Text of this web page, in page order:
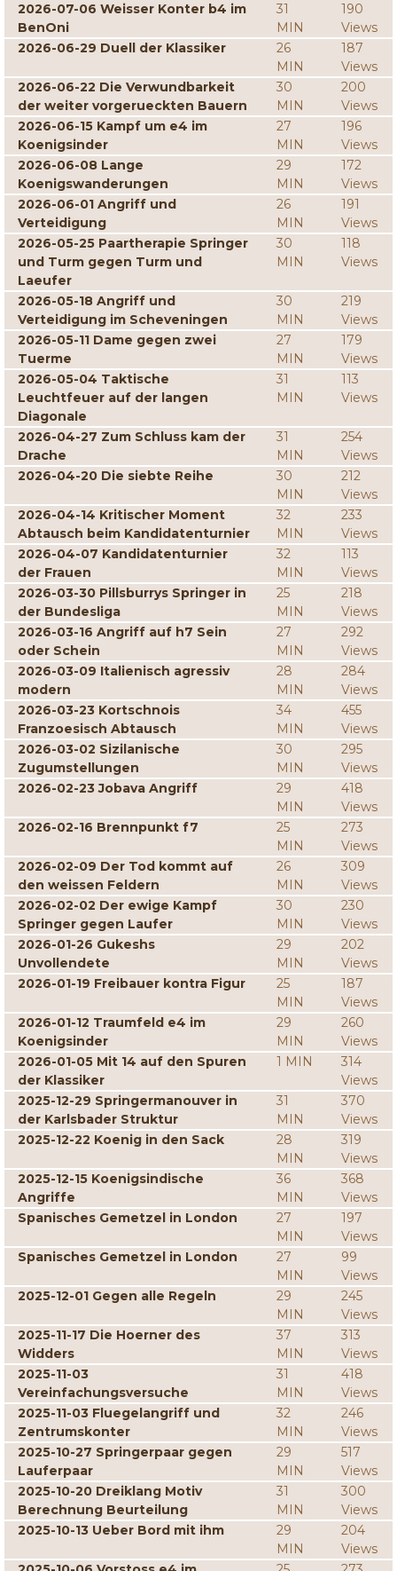
2026-07-06 Weisser Konter b4 im
BenOni
31
MIN
190
Views
2026-06-29 Duell der Klassiker
26
MIN
187
Views
2026-06-22 Die Verwundbarkeit
der weiter vorgerueckten Bauern
30
MIN
200
Views
2026-06-15 Kampf um e4 im
Koenigsinder
27
MIN
196
Views
2026-06-08 Lange
Koenigswanderungen
29
MIN
172
Views
2026-06-01 Angriff und
Verteidigung
26
MIN
191
Views
2026-05-25 Paartherapie Springer
und Turm gegen Turm und
Laeufer
30
MIN
118
Views
2026-05-18 Angriff und
Verteidigung im Scheveningen
30
MIN
219
Views
2026-05-11 Dame gegen zwei
Tuerme
27
MIN
179
Views
2026-05-04 Taktische
Leuchtfeuer auf der langen
Diagonale
31
MIN
113
Views
2026-04-27 Zum Schluss kam der
Drache
31
MIN
254
Views
2026-04-20 Die siebte Reihe
30
MIN
212
Views
2026-04-14 Kritischer Moment
Abtausch beim Kandidatenturnier
32
MIN
233
Views
2026-04-07 Kandidatenturnier
der Frauen
32
MIN
113
Views
2026-03-30 Pillsburrys Springer in
der Bundesliga
25
MIN
218
Views
2026-03-16 Angriff auf h7 Sein
oder Schein
27
MIN
292
Views
2026-03-09 Italienisch agressiv
modern
28
MIN
284
Views
2026-03-23 Kortschnois
Franzoesisch Abtausch
34
MIN
455
Views
2026-03-02 Sizilanische
Zugumstellungen
30
MIN
295
Views
2026-02-23 Jobava Angriff
29
MIN
418
Views
2026-02-16 Brennpunkt f7
25
MIN
273
Views
2026-02-09 Der Tod kommt auf
den weissen Feldern
26
MIN
309
Views
2026-02-02 Der ewige Kampf
Springer gegen Laufer
30
MIN
230
Views
2026-01-26 Gukeshs
Unvollendete
29
MIN
202
Views
2026-01-19 Freibauer kontra Figur
25
MIN
187
Views
2026-01-12 Traumfeld e4 im
Koenigsinder
29
MIN
260
Views
2026-01-05 Mit 14 auf den Spuren
der Klassiker
1 MIN
314
Views
2025-12-29 Springermanouver in
der Karlsbader Struktur
31
MIN
370
Views
2025-12-22 Koenig in den Sack
28
MIN
319
Views
2025-12-15 Koenigsindische
Angriffe
36
MIN
368
Views
Spanisches Gemetzel in London
27
MIN
197
Views
Spanisches Gemetzel in London
27
MIN
99
Views
2025-12-01 Gegen alle Regeln
29
MIN
245
Views
2025-11-17 Die Hoerner des
Widders
37
MIN
313
Views
2025-11-03
Vereinfachungsversuche
31
MIN
418
Views
2025-11-03 Fluegelangriff und
Zentrumskonter
32
MIN
246
Views
2025-10-27 Springerpaar gegen
Lauferpaar
29
MIN
517
Views
2025-10-20 Dreiklang Motiv
Berechnung Beurteilung
31
MIN
300
Views
2025-10-13 Ueber Bord mit ihm
29
MIN
204
Views